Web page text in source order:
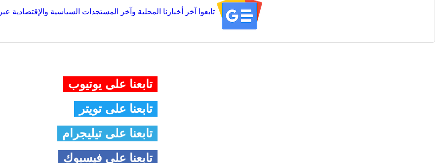
تابعوا آخر أخبارنا المحلية وآخر المستجدات السياسية والإقتصادية عبر Google news
تابعنا على يوتيوب
تابعنا على تويتر
تابعنا على تيليجرام
تابعنا على فيسبوك